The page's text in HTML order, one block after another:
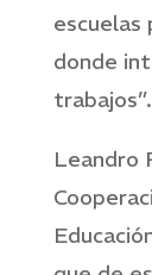
escuelas
donde
trabajos”.
Leandro